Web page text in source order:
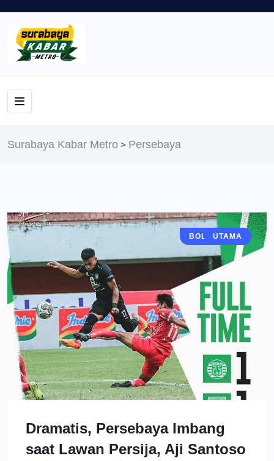
Surabaya Kabar Metro > Persebaya
BERITA
BOLA MANIA
UTAMA
Dramatis, Persebaya Imbang
saat Lawan Persija, Aji Santoso